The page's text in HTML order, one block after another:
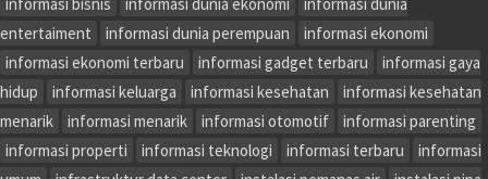
informasi bisnis
informasi dunia ekonomi
informasi dunia
entertaiment
informasi dunia perempuan
informasi ekonomi
informasi ekonomi terbaru
informasi gadget terbaru
informasi gaya
hidup
informasi keluarga informasi kesehatan
informasi kesehatan
menarik
informasi menarik informasi otomotif
informasi parenting
informasi properti
informasi teknologi informasi terbaru
informasi